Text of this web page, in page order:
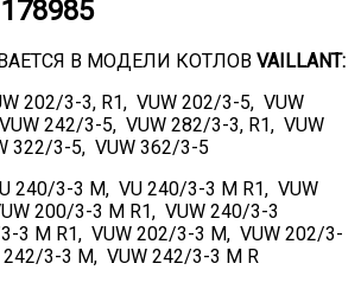
В МОДЕЛИ КОТЛОВ VAILLANT:
202/3-3, R1, VUW 202/3-5, VUW
242/3-5, VUW 282/3-3, R1, VUW
322/3-5, VUW 362/3-5
240/3-3 M, VU 240/3-3 M R1, VUW
200/3-3 M R1, VUW 240/3-3
3 M R1, VUW 202/3-3 M, VUW 202/3-
242/3-3 M, VUW 242/3-3 M R